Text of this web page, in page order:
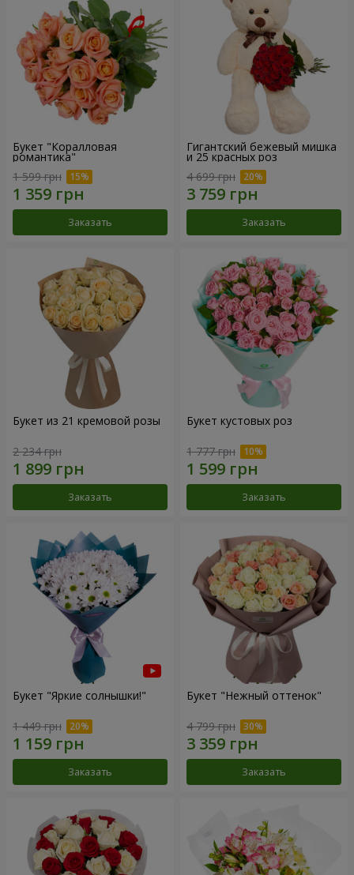
Букет "Коралловая
романтика"
1 599 грн
Заказать
Гигантский бежевый мишка
и 25 красных роз
4 699 грн
Заказать
Букет из 21 кремовой розы
2 234 грн
Заказать
Букет кустовых роз
1 777 грн
Заказать
Букет "Яркие солнышки!"
1 449 грн
Заказать
Букет "Нежный оттенок"
4 799 грн
Заказать